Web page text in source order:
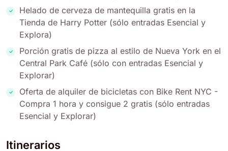
Helado de cerveza de mantequilla gratis en la
Tienda de Harry Potter (sólo entradas Esencial y
Explora)
Porción gratis de pizza al estilo de Nueva York en el
Central Park Café (sólo con entradas Esencial y
Explorar)
Oferta de alquiler de bicicletas con Bike Rent NYC -
Compra 1 hora y consigue 2 gratis (sólo entradas
Esencial y Explorar)
Itinerarios